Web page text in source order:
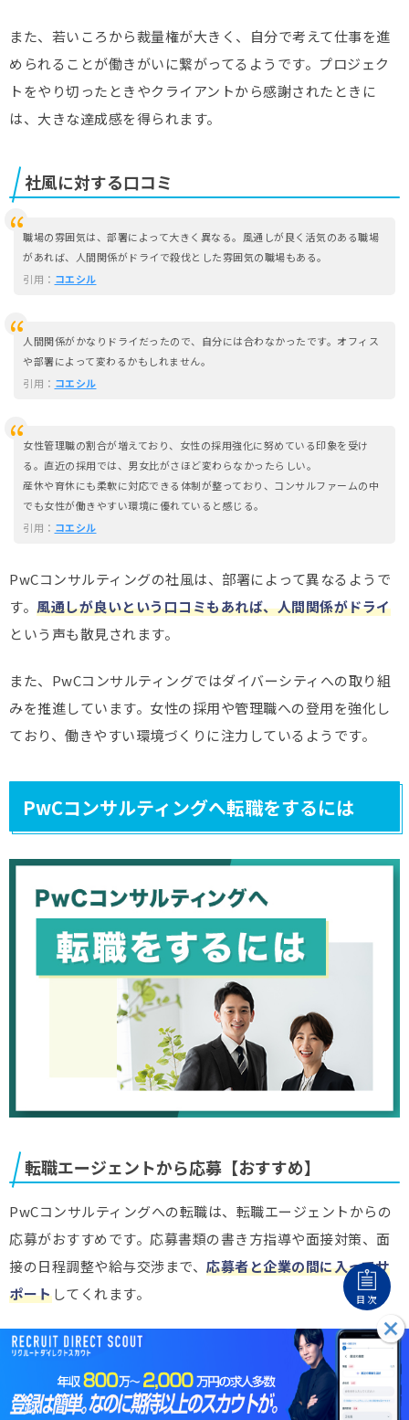
また、若いころから裁量権が大きく、自分で考えて仕事を進
められることが働きがいに繋がってるようです。プロジェク
トをやり切ったときやクライアントから感謝されたときに
は、大きな達成感を得られます。
社風に対する口コミ
職場の雰囲気は、部署によって大きく異なる。風通しが良く活気のある職場
があれば、人間関係がドライで殺伐とした雰囲気の職場もある。
引用： コエシル
人間関係がかなりドライだったので、自分には合わなかったです。オフィス
や部署によって変わるかもしれません。
引用： コエシル
女性管理職の割合が増えており、女性の採用強化に努めている印象を受け
る。直近の採用では、男女比がさほど変わらなかったらしい。
産休や育休にも柔軟に対応できる体制が整っており、コンサルファームの中
でも女性が働きやすい環境に優れていると感じる。
引用： コエシル
PwCコンサルティングの社風は、部署によって異なるようで
す。 風通しが良いという口コミもあれば、人間関係がドライ
という声も散見されます。
また、PwCコンサルティングではダイバーシティへの取り組
みを推進しています。女性の採用や管理職への登用を強化し
ており、働きやすい環境づくりに注力しているようです。
PwCコンサルティングへ転職をするには
転職エージェントから応募【おすすめ】
PwCコンサルティングへの転職は、転職エージェントからの
応募がおすすめです。応募書類の書き方指導や面接対策、面
接の日程調整や給与交渉まで、 応募者と企業の間に入ってサ
ポートしてくれます。
中でも、アクシスコンサルティングは、コンサルタント業に
特化したエージェントで、非常におすすめです。ビズリーチ
のような、ハイクラス企業への転職実績が多いエージェント
目次